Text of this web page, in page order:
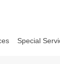
Special